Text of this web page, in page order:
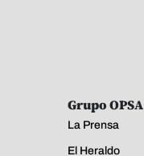
Grupo OPSA
La Prensa
El Heraldo